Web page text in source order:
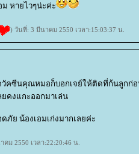
หายไวๆน่ะค่ะ
) วันที่: 3 มีนาคม 2550 เวลา:15:03:37 น.
คซีนคุณหมอก็บอกเจย์ให้ติดที่ก้นลูกก่อ
ยคงแกะออกมาเล่น
ภัย น้องเอมเก่งมากเลยค่ะ
ม 2550 เวลา:22:20:46 น.